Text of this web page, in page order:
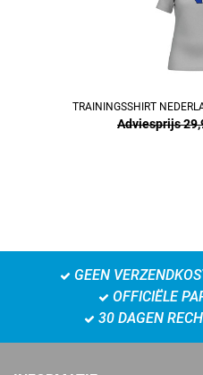
TRAININGSSHIRT
Adviesprijs
GEEN
OFFICIËLE
30 DAGEN